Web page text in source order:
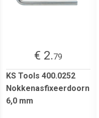
€ 2.79
KS Tools 400.0252
Nokkenasfixeerdoorn
6,0 mm